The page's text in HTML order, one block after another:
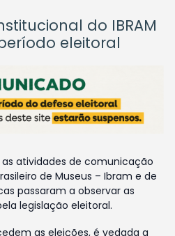
do IBRAM
eleitoral
atividades de comunicação
de Museus – Ibram e de
passaram a observar as
legislação eleitoral.
as eleições, é vedada a